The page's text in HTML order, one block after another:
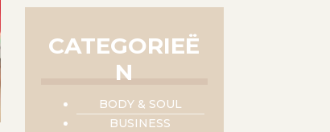
CATEGORIEË
N
BODY & SOUL
BUSINESS